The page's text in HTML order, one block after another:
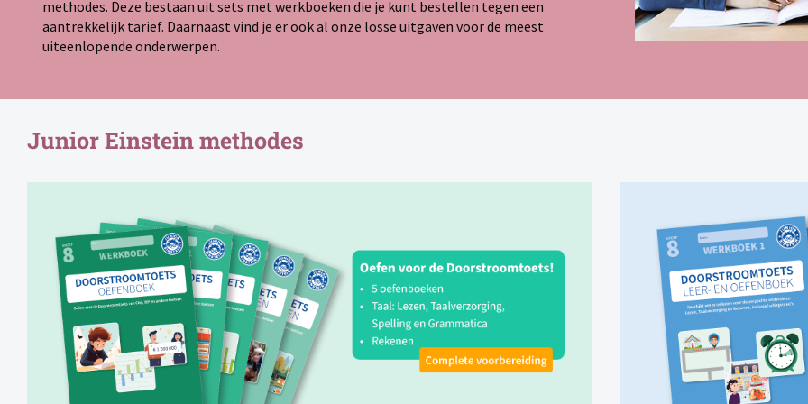
methodes. Deze bestaan uit sets met werkboeken die je kunt bestellen tegen een
aantrekkelijk tarief. Daarnaast vind je er ook al onze losse uitgaven voor de meest
uiteenlopende onderwerpen.
Junior Einstein methodes